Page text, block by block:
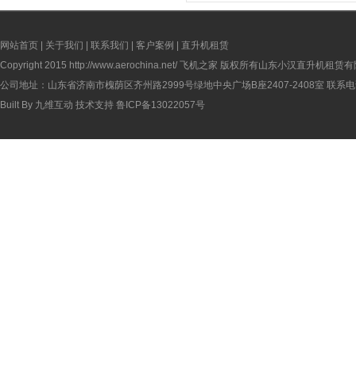
网站首页 关于我们 联系我们 客户案例
直升机租赁
Copyright 2015 http://www.aerochina.net/ 飞机之家 版权所有山东小汉直升机租赁有
公司地址：山东省济南市槐荫区齐州路2999号绿地中央广场B座2407-2408室 联系
Built By 九维互动 技术支持 鲁ICP备13022057号